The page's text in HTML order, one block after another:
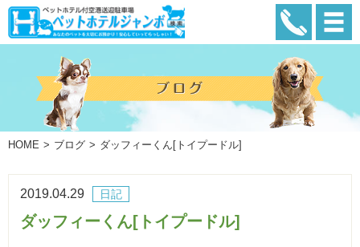
HOME ブログ ダッフィーくん[トイプードル]
日記
2019.04.29
ダッフィーくん[トイプードル]